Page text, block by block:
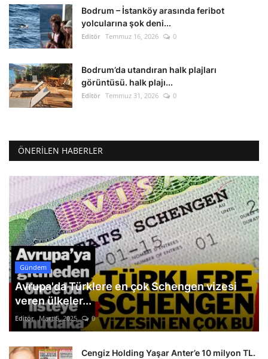
Bodrum – İstanköy arasında feribot
yolcularına şok deni...
Editör Temmuz 16, 2026 0
Bodrum’da utandıran halk plajları
görüntüsü. halk plajı...
Editör Temmuz 31, 2026 0
ÖNERILEN HABERLER
Gündem
Avrupa'da Türklere en çok Schengen vizesi
veren ülkeler...
Editör Mart 5, 2025 0
Cengiz Holding Yaşar Anter’e 10 milyon TL.